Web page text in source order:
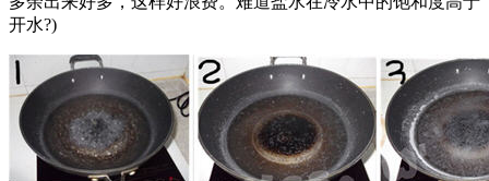
开水?)